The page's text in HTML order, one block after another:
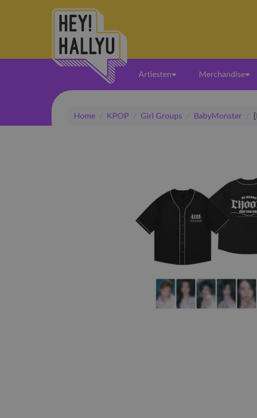
Artiesten Merchandise
Home / KPOP / Girl Groups / BabyMonster /